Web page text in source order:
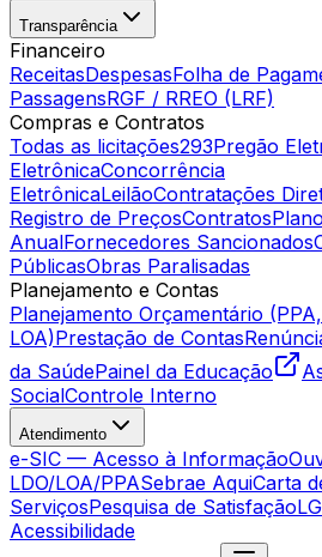
Transparência
Financeiro
ReceitasDespesasFolha de
PassagensRGF / RREO (LRF)
Compras e Contratos
Todas as licitações293Pregão
EletrônicaConcorrência
EletrônicaLeilãoContratações
Registro de PreçosContratos
AnualFornecedores Sancionados
PúblicasObras Paralisadas
Planejamento e Contas
Planejamento Orçamentário
LOA)Prestação de Contas
da SaúdePainel da Educação
SocialControle Interno
Atendimento
e-SIC — Acesso à Informação
LDO/LOA/PPASebrae AquiCarta
ServiçosPesquisa de Satisfação
Acessibilidade